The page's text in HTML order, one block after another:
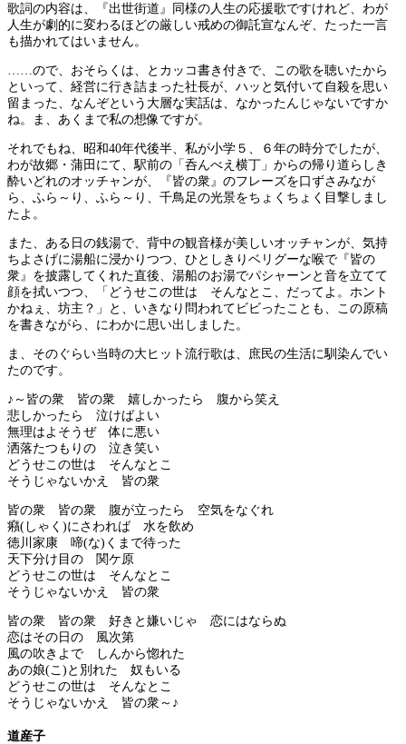
歌詞の内容は、『出世街道』同様の人生の応援歌ですけれど、わが
人生が劇的に変わるほどの厳しい戒めの御託宣なんぞ、たった一言
も描かれてはいません。
……ので、おそらくは、とカッコ書き付きで、この歌を聴いたから
といって、経営に行き詰まった社長が、ハッと気付いて自殺を思い
留まった、なんぞという大層な実話は、なかったんじゃないですか
ね。ま、あくまで私の想像ですが。
それでもね、昭和40年代後半、私が小学５、６年の時分でしたが、
わが故郷・蒲田にて、駅前の「呑んべえ横丁」からの帰り道らしき
酔いどれのオッチャンが、『皆の衆』のフレーズを口ずさみなが
ら、ふら～り、ふら～り、千鳥足の光景をちょくちょく目撃しまし
たよ。
また、ある日の銭湯で、背中の観音様が美しいオッチャンが、気持
ちよさげに湯船に浸かりつつ、ひとしきりベリグーな喉で『皆の
衆』を披露してくれた直後、湯船のお湯でパシャーンと音を立てて
顔を拭いつつ、「どうせこの世は そんなとこ、だってよ。ホント
かねぇ、坊主？」と、いきなり問われてビビったことも、この原稿
を書きながら、にわかに思い出しました。
ま、そのぐらい当時の大ヒット流行歌は、庶民の生活に馴染んでい
たのです。
♪～皆の衆 皆の衆 嬉しかったら 腹から笑え
悲しかったら 泣けばよい
無理はよそうぜ 体に悪い
洒落たつもりの 泣き笑い
どうせこの世は そんなとこ
そうじゃないかえ 皆の衆
皆の衆 皆の衆 腹が立ったら 空気をなぐれ
癪(しゃく)にさわれば 水を飲め
徳川家康 啼(な)くまで待った
天下分け目の 関ケ原
どうせこの世は そんなとこ
そうじゃないかえ 皆の衆
皆の衆 皆の衆 好きと嫌いじゃ 恋にはならぬ
恋はその日の 風次第
風の吹きよで しんから惚れた
あの娘(こ)と別れた 奴もいる
どうせこの世は そんなとこ
そうじゃないかえ 皆の衆～♪
道産子